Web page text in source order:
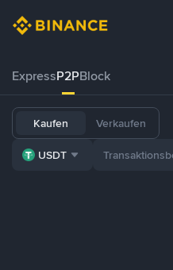
ExpressP2PBlock
Kaufen Verkaufen
USDT